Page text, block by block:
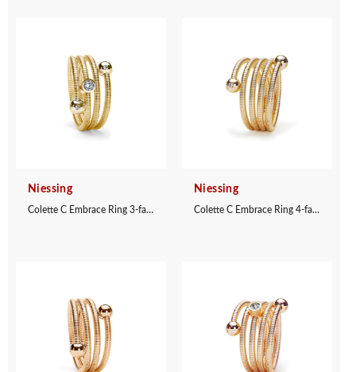
Niessing
Colette C Embrace Ring 3-fach mit Fassung
Niessing
Colette C Embrace Ring 4-fach